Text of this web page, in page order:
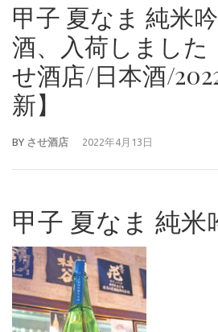
甲子 夏なま 純米
酒、入荷しました
せ酒店/日本酒/
新】
BY させ酒店 2022年4月13日
甲子 夏なま 純米